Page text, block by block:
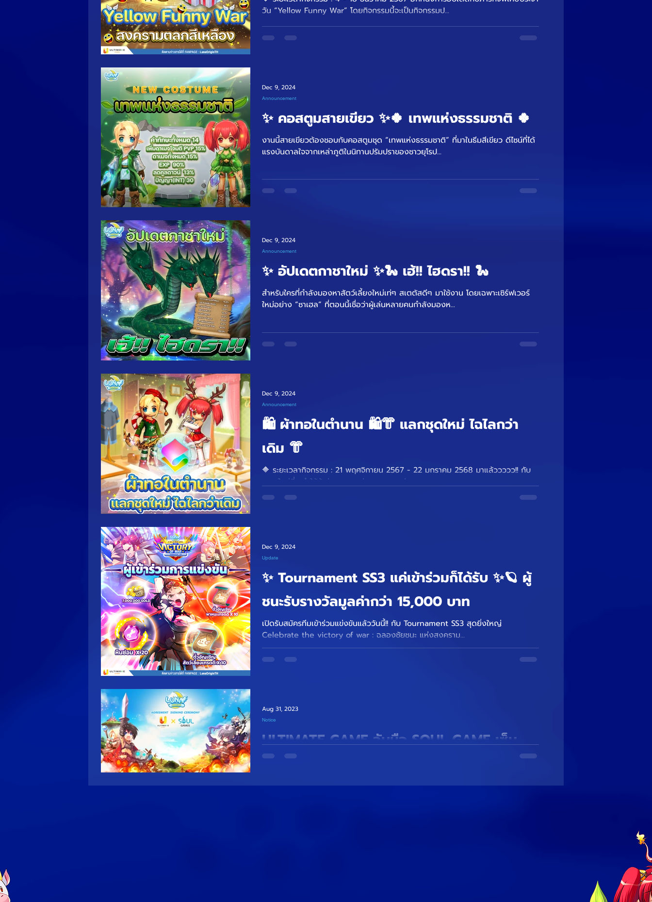
วัน “Yellow Funny War” โดยกิจกรรมนี้จะเป็นกิจกรรมป...
✨ คอสตูมสายเขียว ✨🍀 เทพแห่งธรรมชาติ 🍀
งานนี้สายเขียวต้องชอบกับคอสตูมชุด “เทพแห่งธรรมชาติ” ที่มาในธีมสีเขียว ดีไซน์ที่ได้
แรงบันดาลใจจากเหล่าภูติในนิทานปรัมปราของชาวยุโรป...
Announcement
Dec 9, 2024
✨ อัปเดตกาชาใหม่ ✨🐍 เฮ้!! ไฮดรา!! 🐍
สำหรับใครที่กำลังมองหาสัตว์เลี้ยงใหม่เท่ๆ สเตตัสดีๆ มาใช้งาน โดยเฉพาะเซิร์ฟเวอร์
ใหม่อย่าง “ซาเฮล” ที่ตอนนี้เชื่อว่าผู้เล่นหลายคนกำลังมองห...
Announcement
Dec 9, 2024
🛍️ ผ้าทอในตำนาน 🛍️👘 แลกชุดใหม่ ไฉไลกว่า
เดิม 👘
🔶 ระยะเวลากิจกรรม : 21 พฤศจิกายน 2567 - 22 มกราคม 2568 มาแล้ววววว!! กับ
ระบบใหม่ที่จะทำให้ผู้เล่นสามารถย่อยคอสตูมเก่า...
Announcement
Dec 9, 2024
✨ Tournament SS3 แค่เข้าร่วมก็ได้รับ ✨🪐 ผู้
ชนะรับรางวัลมูลค่ากว่า 15,000 บาท
เปิดรับสมัครทีมเข้าร่วมแข่งขันแล้ววันนี้!! กับ Tournament SS3 สุดยิ่งใหญ่
Celebrate the victory of war : ฉลองชัยชนะ แห่งสงคราม...
Update
Dec 9, 2024
ULTIMATE GAME จับมือ SOUL GAME เซ็น
สัญญา LUNA ORIGIN
ULTIMATE GAME จับมือ SOUL GAME เซ็นสัญญา LUNA ORIGIN เกมมือถือ
Notice
Aug 31, 2023